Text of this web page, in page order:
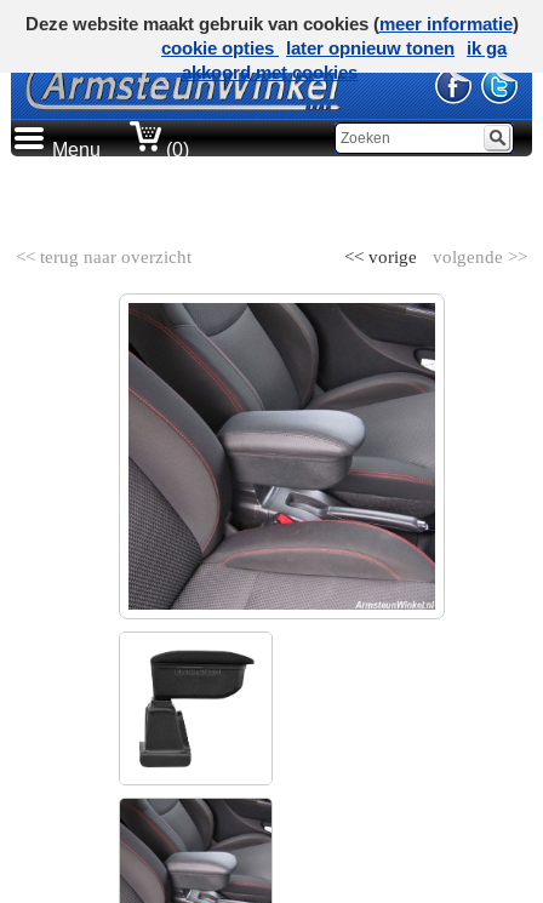
Menu (0)
<< terug naar overzicht volgende >>
<< vorige
Deze website maakt gebruik van cookies (meer informatie)
cookie opties
later opnieuw tonen
ik ga
akkoord met cookies